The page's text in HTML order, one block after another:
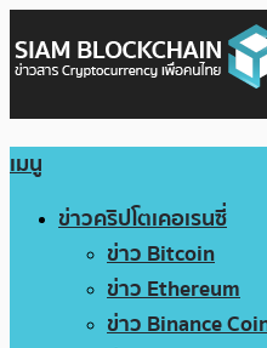
เมนู
ข่าวคริปโตเคอเรนซี่
ข่าว Bitcoin
ข่าว Ethereum
ข่าว Binance